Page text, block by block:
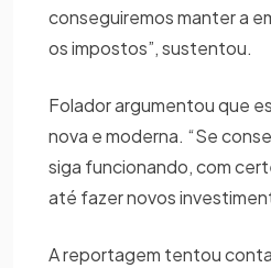
conseguiremos manter a
os impostos”, sustentou.
Folador argumentou que
nova e moderna. “Se
siga funcionando, com
até fazer novos
A reportagem tentou